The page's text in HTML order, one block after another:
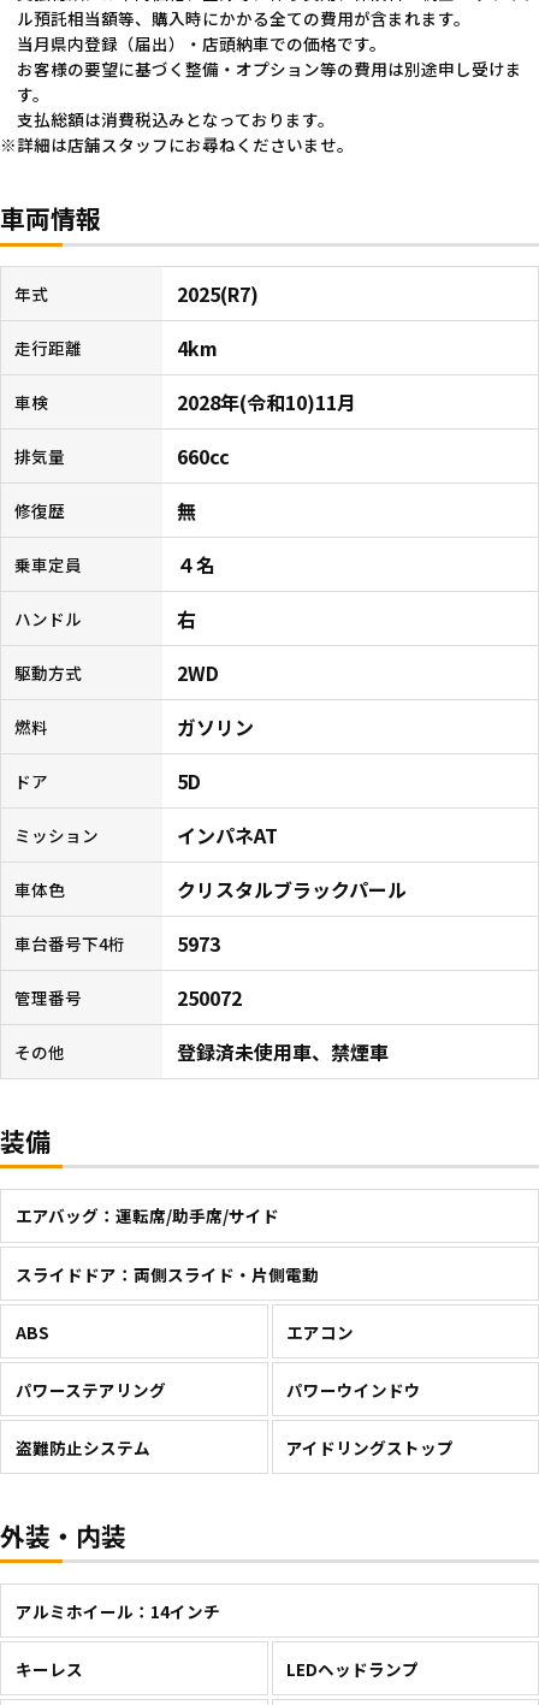
ル預託相当額等、購入時にかかる全ての費用が含まれます。
当月県内登録（届出）・店頭納車での価格です。
お客様の要望に基づく整備・オプション等の費用は別途申し受けま
す。
支払総額は消費税込みとなっております。
詳細は店舗スタッフにお尋ねくださいませ。
車両情報
年式 2025(R7)
走行距離 4km
車検 2028年(令和10)11月
排気量 660cc
修復歴 無
乗車定員 ４名
ハンドル 右
駆動方式 2WD
燃料 ガソリン
ドア 5D
ミッション インパネAT
車体色 クリスタルブラックパール
車台番号下4桁 5973
管理番号 250072
その他 登録済未使用車、禁煙車
装備
エアバッグ：運転席/助手席/サイド
スライドドア：両側スライド・片側電動
ABS エアコン
パワーステアリング パワーウインドウ
盗難防止システム アイドリングストップ
外装・内装
アルミホイール：14インチ
キーレス LEDヘッドランプ